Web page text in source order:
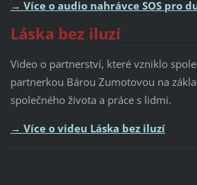
→ Více o audio nahrávce SOS pro
Láska bez iluzí
Video o partnerství, které vzniklo
partnerkou Bárou Zumotovou na
společného života a práce s lidmi.
→ Více o videu Láska bez iluzí